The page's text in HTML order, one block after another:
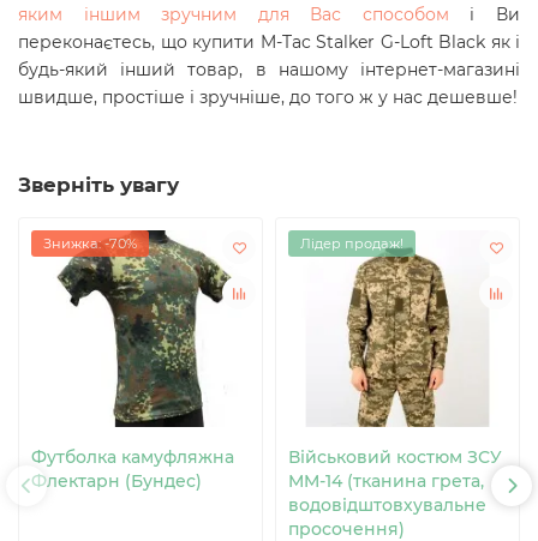
яким іншим зручним для Вас способом і Ви
переконаєтесь, що купити M-Tac Stalker G-Loft Black як і
будь-який інший товар, в нашому інтернет-магазині
швидше, простіше і зручніше, до того ж у нас дешевше!
Зверніть увагу
Знижка: -70%
Футболка камуфляжна
Флектарн (Бундес)
Лідер продаж!
Військовий костюм ЗСУ
MM-14 (тканина грета,
водовідштовхувальне
просочення)